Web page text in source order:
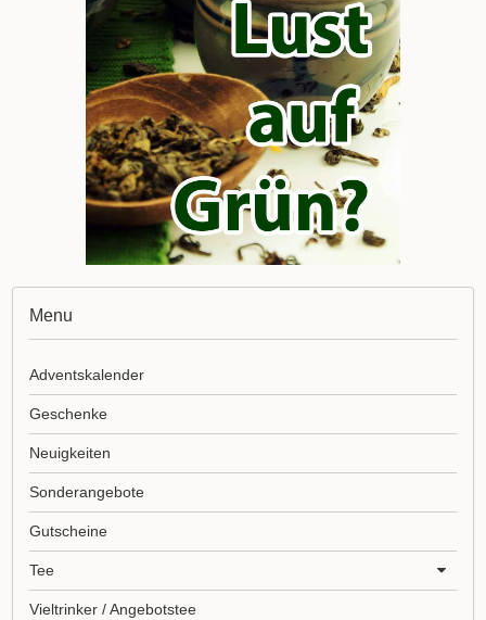
Menu
Adventskalender
Geschenke
Neuigkeiten
Sonderangebote
Gutscheine
Tee
Vieltrinker / Angebotstee